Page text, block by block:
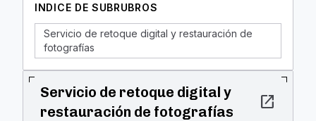
INDICE DE SUBRUBROS
Servicio de retoque digital y restauración de
fotografías
Servicio de retoque digital y
restauración de fotografías
open_in_new